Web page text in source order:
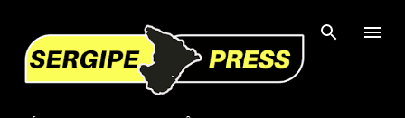
Pular para o conteúdo principal